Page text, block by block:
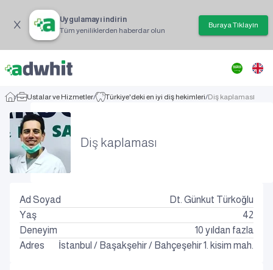
Uygulamayı indirin
Tüm yeniliklerden haberdar olun
Buraya Tıklayın
/ Ustalar ve Hizmetler/ Türkiye'deki en iyi diş hekimleri/Diş kaplaması
Diş kaplaması
Ad Soyad
Dt. Günkut Türkoğlu
Yaş
42
Deneyim
10 yıldan fazla
Adres
İstanbul / Başakşehir/ Bahçeşehir 1. kisim mah.